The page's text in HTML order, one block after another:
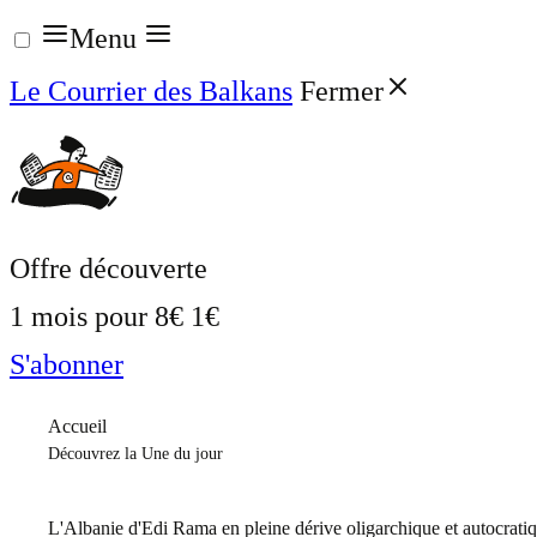
Aller
au
contenu
Menu
Le Courrier des Balkans Fermer
Offre découverte
1 mois pour 8€ 1€
S'abonner
Accueil
Découvrez la Une du jour
L'Albanie d'Edi Rama en pleine dérive oligarchique et